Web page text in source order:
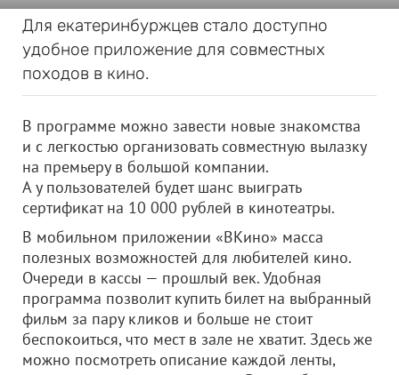
Для екатеринбуржцев стало доступно
удобное приложение для совместных
походов в кино.
В программе можно завести новые знакомства
и с легкостью организовать совместную вылазку
на премьеру в большой компании.
А у пользователей будет шанс выиграть
сертификат на 10 000 рублей в кинотеатры.
В мобильном приложении «ВКино» масса
полезных возможностей для любителей кино.
Очереди в кассы — прошлый век. Удобная
программа позволит купить билет на выбранный
фильм за пару кликов и больше не стоит
беспокоиться, что мест в зале не хватит. Здесь же
можно посмотреть описание каждой ленты,